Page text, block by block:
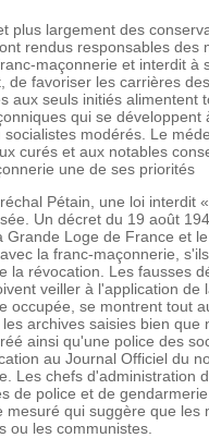
plus largement des
rendus responsables des
maçonnerie et interdit à
favoriser les carrières
aux seuls initiés alimentent
qui se développent
modérés. Le
curés et aux notables
une de ses priorités
Pétain, une loi interdit
Un décret du 19 août
Loge de France et
la franc-maçonnerie,
la révocation. Les fausses
veiller à l'application de
occupée, se montrent tout
archives saisies bien que
ainsi qu'une police des
au Journal Officiel du
Les chefs d'administration
de police et de
qui suggère que les
ou les communistes.